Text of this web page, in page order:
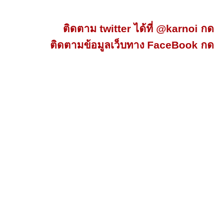
ติดตาม twitter ได้ที่ @karnoi กด
ติดตามข้อมูลเว็บทาง FaceBook กด